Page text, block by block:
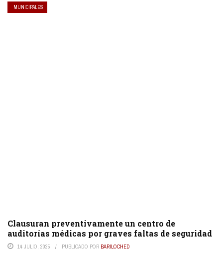
MUNICIPALES
Clausuran preventivamente un centro de
auditorías médicas por graves faltas de seguridad
14 JULIO, 2025 PUBLICADO POR BARILOCHED